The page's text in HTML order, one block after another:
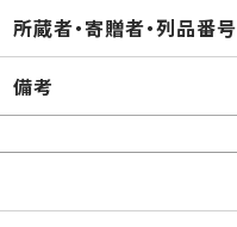
所蔵者・寄贈者・列品番号
備考